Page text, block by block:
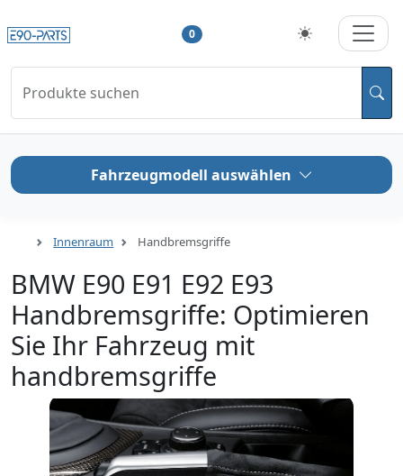
0
Produkte suchen
Fahrzeugmodell auswählen
Innenraum Handbremsgriffe
BMW E90 E91 E92 E93
Handbremsgriffe: Optimieren
Sie Ihr Fahrzeug mit
handbremsgriffe